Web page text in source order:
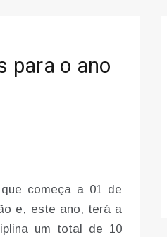
para o ano
começa a 01 de
e, este ano, terá a
um total de 10